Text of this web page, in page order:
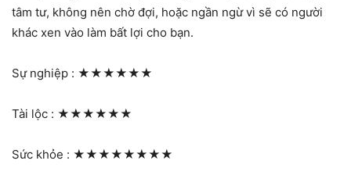
tâm tư, không nên chờ đợi, hoặc ngần ngừ vì sẽ có người
khác xen vào làm bất lợi cho bạn.
Sự nghiệp : ★★★★★★
Tài lộc : ★★★★★★
Sức khỏe : ★★★★★★★★